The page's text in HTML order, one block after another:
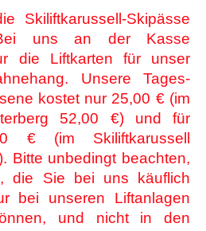
Skiliftkarussell-Skipässe
uns an der Kasse
die Liftkarten für unser
Unsere Tages-
kostet nur 25,00 € (im
52,00 €) und für
€ (im Skiliftkarussell
Bitte unbedingt beachten,
die Sie bei uns käuflich
bei unseren Liftanlagen
und nicht in den